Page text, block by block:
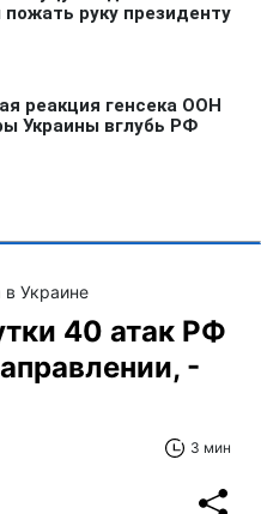
в Украине
40 атак РФ
-
3 мин